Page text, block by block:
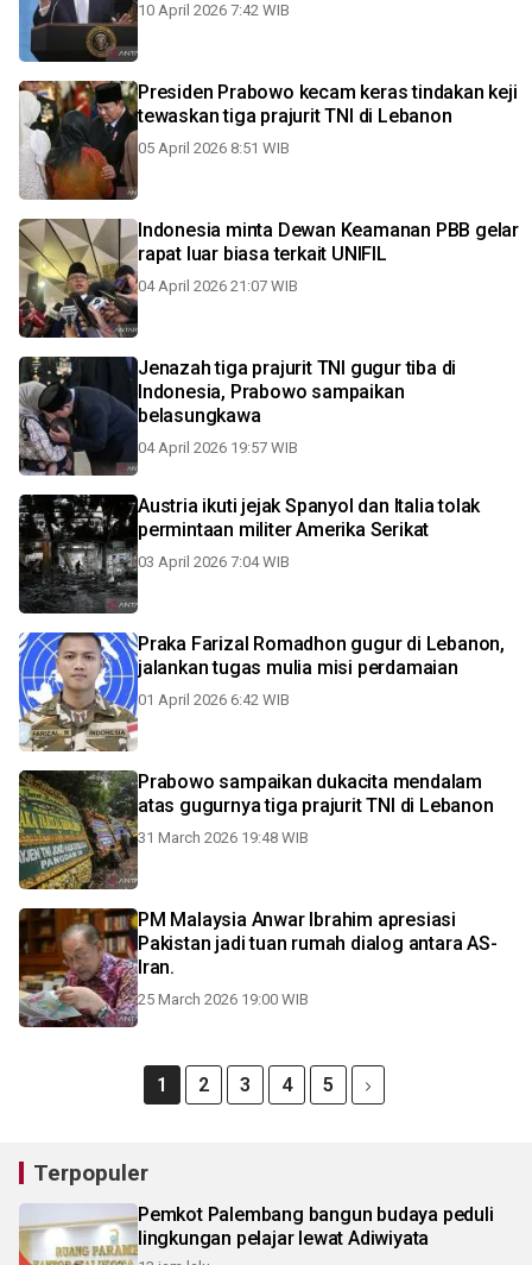
10 April 2026 7:42 WIB
Presiden Prabowo kecam keras tindakan keji
tewaskan tiga prajurit TNI di Lebanon
05 April 2026 8:51 WIB
Indonesia minta Dewan Keamanan PBB gelar
rapat luar biasa terkait UNIFIL
04 April 2026 21:07 WIB
Jenazah tiga prajurit TNI gugur tiba di
Indonesia, Prabowo sampaikan
belasungkawa
04 April 2026 19:57 WIB
Austria ikuti jejak Spanyol dan Italia tolak
permintaan militer Amerika Serikat
03 April 2026 7:04 WIB
Praka Farizal Romadhon gugur di Lebanon,
jalankan tugas mulia misi perdamaian
01 April 2026 6:42 WIB
Prabowo sampaikan dukacita mendalam
atas gugurnya tiga prajurit TNI di Lebanon
31 March 2026 19:48 WIB
PM Malaysia Anwar Ibrahim apresiasi
Pakistan jadi tuan rumah dialog antara AS-
Iran.
25 March 2026 19:00 WIB
1 2 3 4 5
Terpopuler
Pemkot Palembang bangun budaya peduli
lingkungan pelajar lewat Adiwiyata